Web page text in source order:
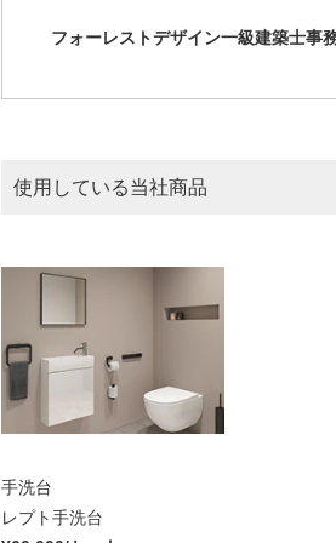
フォーレストデザイン一級建築士事
使用している当社商品
手洗台
レプト手洗台